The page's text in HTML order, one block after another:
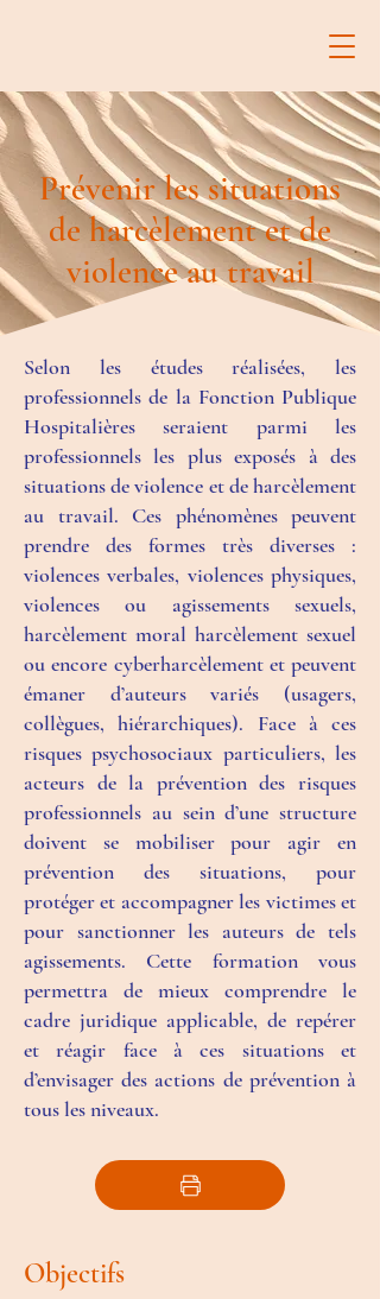
Prévenir les situations
de harcèlement et de
violence au travail
Selon les études réalisées, les
professionnels de la Fonction Publique
Hospitalières seraient parmi les
professionnels les plus exposés à des
situations de violence et de harcèlement
au travail. Ces phénomènes peuvent
prendre des formes très diverses :
violences verbales, violences physiques,
violences ou agissements sexuels,
harcèlement moral harcèlement sexuel
ou encore cyberharcèlement et peuvent
émaner d’auteurs variés (usagers,
collègues, hiérarchiques). Face à ces
risques psychosociaux particuliers, les
acteurs de la prévention des risques
professionnels au sein d’une structure
doivent se mobiliser pour agir en
prévention des situations, pour
protéger et accompagner les victimes et
pour sanctionner les auteurs de tels
agissements. Cette formation vous
permettra de mieux comprendre le
cadre juridique applicable, de repérer
et réagir face à ces situations et
d’envisager des actions de prévention à
tous les niveaux.
Objectifs